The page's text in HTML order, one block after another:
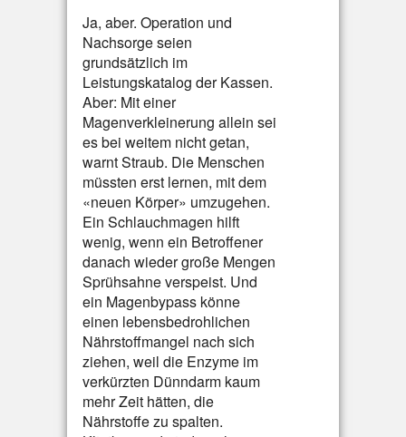
Ja, aber. Operation und
Nachsorge seien
grundsätzlich im
Leistungskatalog der Kassen.
Aber: Mit einer
Magenverkleinerung allein sei
es bei weitem nicht getan,
warnt Straub. Die Menschen
müssten erst lernen, mit dem
«neuen Körper» umzugehen.
Ein Schlauchmagen hilft
wenig, wenn ein Betroffener
danach wieder große Mengen
Sprühsahne verspeist. Und
ein Magenbypass könne
einen lebensbedrohlichen
Nährstoffmangel nach sich
ziehen, weil die Enzyme im
verkürzten Dünndarm kaum
mehr Zeit hätten, die
Nährstoffe zu spalten.